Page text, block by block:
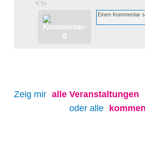
*/ ?>
Zeig mir alle Veranstaltungen
oder alle